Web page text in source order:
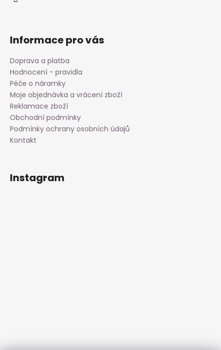
Informace pro vás
Doprava a platba
Hodnocení - pravidla
Péče o náramky
Moje objednávka a vrácení zboží
Reklamace zboží
Obchodní podmínky
Podmínky ochrany osobních údajů
Kontakt
Instagram